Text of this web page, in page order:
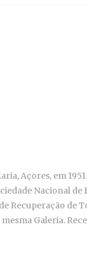
Açores, em
Nacional de
Recuperação de
Galeria.